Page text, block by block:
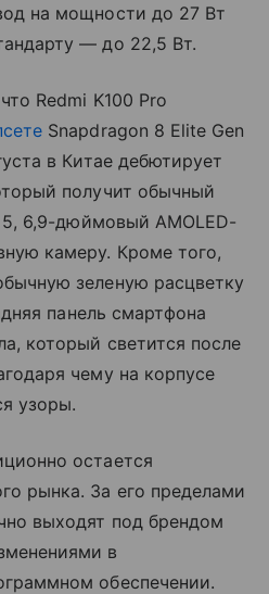
на мощности до 27 Вт
— до 22,5 Вт.
Redmi K100 Pro
Snapdragon 8 Elite Gen
в Китае дебютирует
получит обычный
6,9-дюймовый AMOLED-
камеру. Кроме того,
зеленую расцветку
панель смартфона
который светится после
чему на корпусе
узоры.
остается
рынка. За его пределами
выходят под брендом
в
обеспечении.